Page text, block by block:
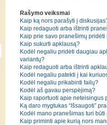
Rašymo veiksmai
Kaip ką nors parašyti į
Kaip redaguoti arba ištrinti
Kaip prie savo pranešimų pridėti
Kaip sukurti apklausą?
Kodėl negaliu pridėti daugiau
variantų?
Kaip redaguoti arba ištrinti
Kodėl negaliu patekti į kai
Kodėl negaliu prikabinti failų?
Kodėl aš gavau perspėjimą?
Kaip raportuoti apie neteisingus
Ką daro mygtukas “Išsaugoti”
Kodėl mano pranešimas turi būti
Kaip priminti apie kurią nors